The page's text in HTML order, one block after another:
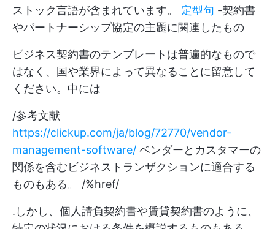
ストック言語が含まれています。 定型句 -契約書
やパートナーシップ協定の主題に関連したもの
ビジネス契約書のテンプレートは普遍的なもので
はなく、国や業界によって異なることに留意して
ください。中には
/参考文献
https://clickup.com/ja/blog/72770/vendor-
management-software/ ベンダーとカスタマーの
関係を含むビジネストランザクションに適合する
ものもある。 /%href/
.しかし、個人請負契約書や賃貸契約書のように、